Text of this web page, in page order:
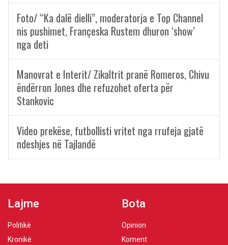
Foto/ “Ka dalë dielli”, moderatorja e Top Channel
nis pushimet, Françeska Rustem dhuron ‘show’
nga deti
Manovrat e Interit/ Zikaltrit pranë Romeros, Chivu
ëndërron Jones dhe refuzohet oferta për
Stankovic
Video prekëse, futbollisti vritet nga rrufeja gjatë
ndeshjes në Tajlandë
Lajme
Politikë
Kronikë
Bota
Opinion
Koment